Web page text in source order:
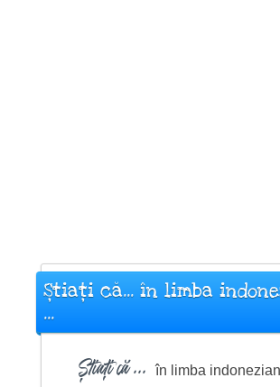
Știați că... în limba
...
Știați că ... în limba